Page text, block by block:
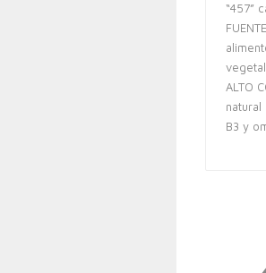
“457”
ALTO
B3 y